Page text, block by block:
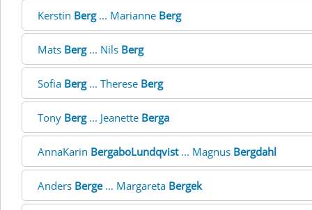
Kerstin Berg... Marianne Berg
Mats Berg... Nils Berg
Sofia Berg... Therese Berg
Tony Berg... Jeanette Berga
AnnaKarin BergaboLundqvist... Magnus Bergdahl
Anders Berge... Margareta Bergek